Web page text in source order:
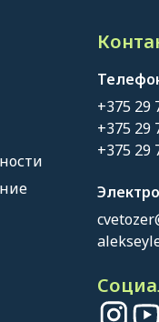
+375 29
+375 29
+375 29